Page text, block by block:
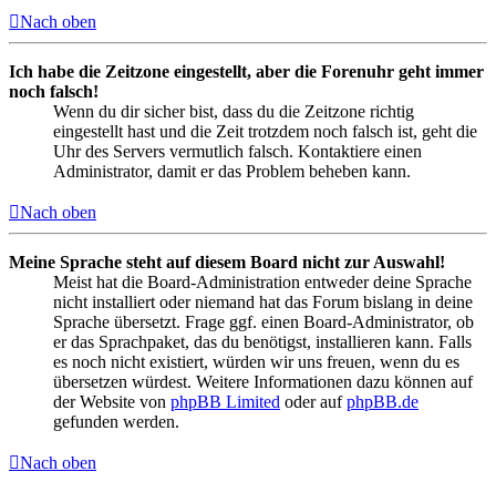
Nach oben
Ich habe die Zeitzone eingestellt, aber die Forenuhr geht immer
noch falsch!
Wenn du dir sicher bist, dass du die Zeitzone richtig
eingestellt hast und die Zeit trotzdem noch falsch ist, geht die
Uhr des Servers vermutlich falsch. Kontaktiere einen
Administrator, damit er das Problem beheben kann.
Nach oben
Meine Sprache steht auf diesem Board nicht zur Auswahl!
Meist hat die Board-Administration entweder deine Sprache
nicht installiert oder niemand hat das Forum bislang in deine
Sprache übersetzt. Frage ggf. einen Board-Administrator, ob
er das Sprachpaket, das du benötigst, installieren kann. Falls
es noch nicht existiert, würden wir uns freuen, wenn du es
übersetzen würdest. Weitere Informationen dazu können auf
der Website von phpBB Limited oder aufphpBB.de
gefunden werden.
Nach oben